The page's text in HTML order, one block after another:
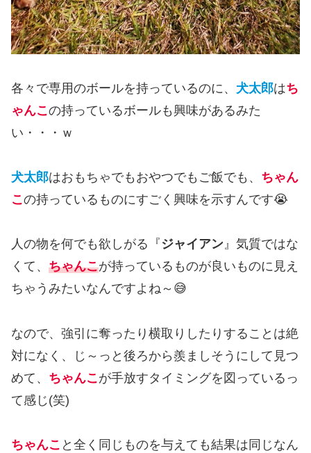
各々で専用のボールを持っているのに、 犬太郎はち
ゃんこ の持っているボールも興味があるみた
い・・・ｗ
犬太郎はおもちゃでもおやつでもご飯でも、 ちゃん
こ の持っているものにすごく興味を示すんです😭
人の物を何でも欲しがる『 ジャイアン』気質ではな
くて、 ちゃんこが持っているものが良いものに見え
ちゃうみたいなんですよね～😅
なので、強引に奪ったり横取りしたりすることは絶
対になく、じ～っと後ろから羨ましそうにして見つ
めて、 ちゃんこ が手放すタイミングを図っているっ
て感じ(笑)
ちゃんこ と全く同じものを与えても結果は同じなん